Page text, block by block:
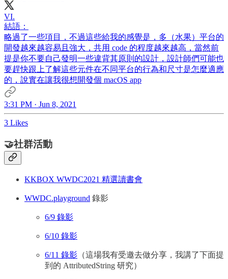
VI.
結語：
略過了一些項目，不過這些給我的感覺是，多（水果）平台的
開發越來越容易且強大，共用 code 的程度越來越高，當然前
提是你不要自己發明一些違背其原則的設計，設計師們可能也
要趕快跟上了解這些元件在不同平台的行為和尺寸是怎麼適應
的，說實在讓我很想開發個 macOS app
3:31 PM · Jun 8, 2021
3 Likes
🤝社群活動
KKBOX WWDC2021 精選讀書會
WWDC.playground 錄影
6/9 錄影
6/10 錄影
6/11 錄影 （這場我有受邀去做分享，我講了下面提
到的 AttributedString 研究）